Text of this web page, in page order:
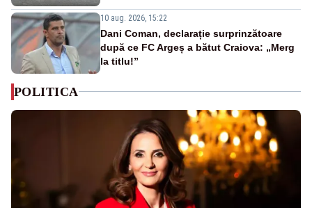
10 aug. 2026, 15:22
Dani Coman, declarație surprinzătoare
după ce FC Argeș a bătut Craiova: „Merg
la titlu!”
POLITICA